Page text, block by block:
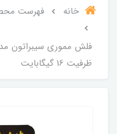
خانه فهرست
ظرفیت 16 گیگابایت